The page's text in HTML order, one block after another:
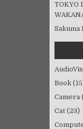
TOKYO
Sakuma
Book
Camera
Cat (23)